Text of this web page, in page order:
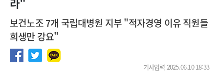
보건노조 7개 국립대병원 지부 "적자경영 이유 직원들
희생만 강요"
기사입력 2025.06.10 18:33